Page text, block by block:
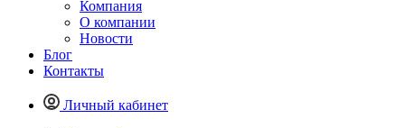
Компания
О компании
Новости
Блог
Контакты
Личный кабинет